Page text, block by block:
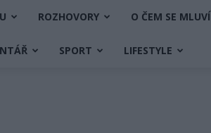
ROZHOVORY O ČEM SE MLUVÍ
SPORT LIFESTYLE